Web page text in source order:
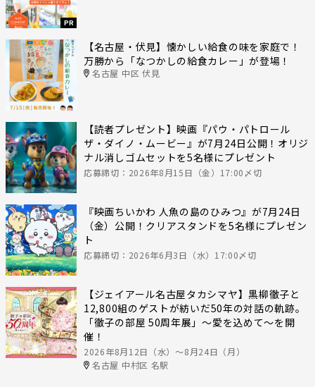
PR
【名古屋・伏見】懐かしい給食の味を家庭で！
万勝から「なつかしの給食カレー」が登場！
名古屋 中区 伏見
【読者プレゼント】映画『パウ・パトロール
ザ・ダイノ・ムービー』が7月24日公開！オリジ
ナル消しゴムセットを5名様にプレゼント
応募締切：2026年8月15日（金）17:00〆切
『映画ちいかわ 人魚の島のひみつ』が7月24日
（金）公開！クリアスタンドを5名様にプレゼン
ト
応募締切：2026年6月3日（水）17:00〆切
【ジェイアール名古屋タカシマヤ】黒柳徹子と
12,800組のゲストが紡いだ50年の対話の軌跡。
「徹子の部屋 50周年展」～愛を込めて～を開
催！
2026年8月12日（水）〜8月24日（月）
名古屋 中村区 名駅